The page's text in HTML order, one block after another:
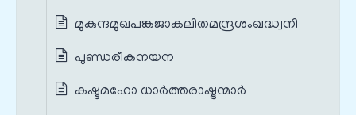
മുകുന്ദമുഖപങ്കജാകലിതമന്ദ്രശംഖദ്ധ്വനി
പുണ്ഡരീകനയന
കഷ്ടമഹോ ധാര്‍ത്തരാഷ്ട്രന്മാര്‍